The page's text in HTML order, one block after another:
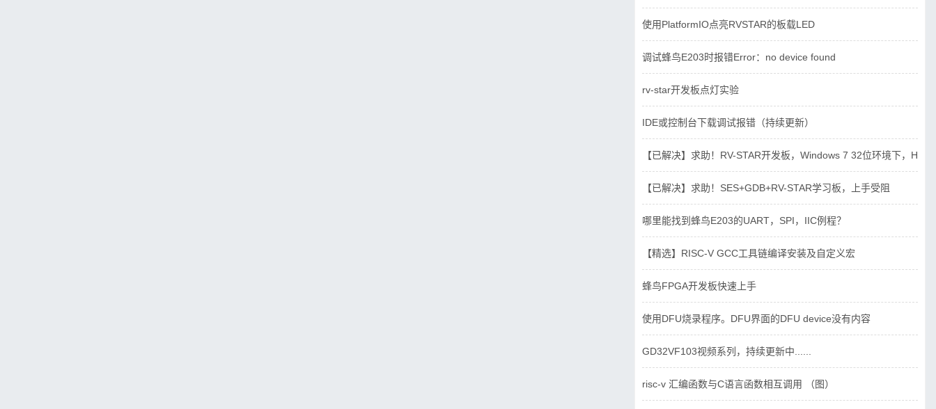
使用PlatformIO点亮RVSTAR的板载LED
调试蜂鸟E203时报错Error：no device found
rv-star开发板点灯实验
IDE或控制台下载调试报错（持续更新）
【已解决】求助！RV-STAR开发板，Windows 7 32位环境下，
【已解决】求助！SES+GDB+RV-STAR学习板，上手受阻
哪里能找到蜂鸟E203的UART，SPI，IIC例程？
【精选】RISC-V GCC工具链编译安装及自定义宏
蜂鸟FPGA开发板快速上手
使用DFU烧录程序。DFU界面的DFU device没有内容
GD32VF103视频系列，持续更新中......
risc-v 汇编函数与C语言函数相互调用 （图）